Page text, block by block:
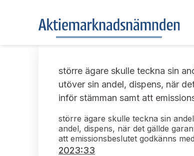
större ägare skulle teckna sin
utöver sin andel, dispens, när
inför stämman samt att
större ägare skulle teckna sin
andel, dispens, när det gällde
att emissionsbeslutet godkänns
2023:33